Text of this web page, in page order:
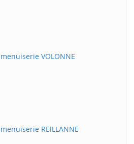
VOLONNE
REILLANNE